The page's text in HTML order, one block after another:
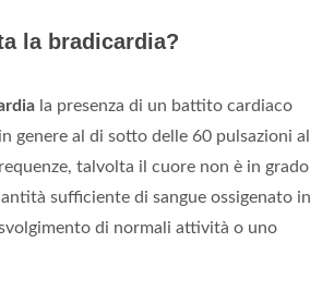
la bradicardia?
la presenza di un battito cardiaco
genere al di sotto delle 60 pulsazioni al
talvolta il cuore non è in grado
sufficiente di sangue ossigenato in
di normali attività o uno